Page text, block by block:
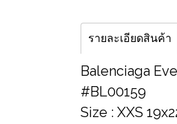
รายละเอียดสินค้า
Balenciaga
#BL00159
Size : XXS